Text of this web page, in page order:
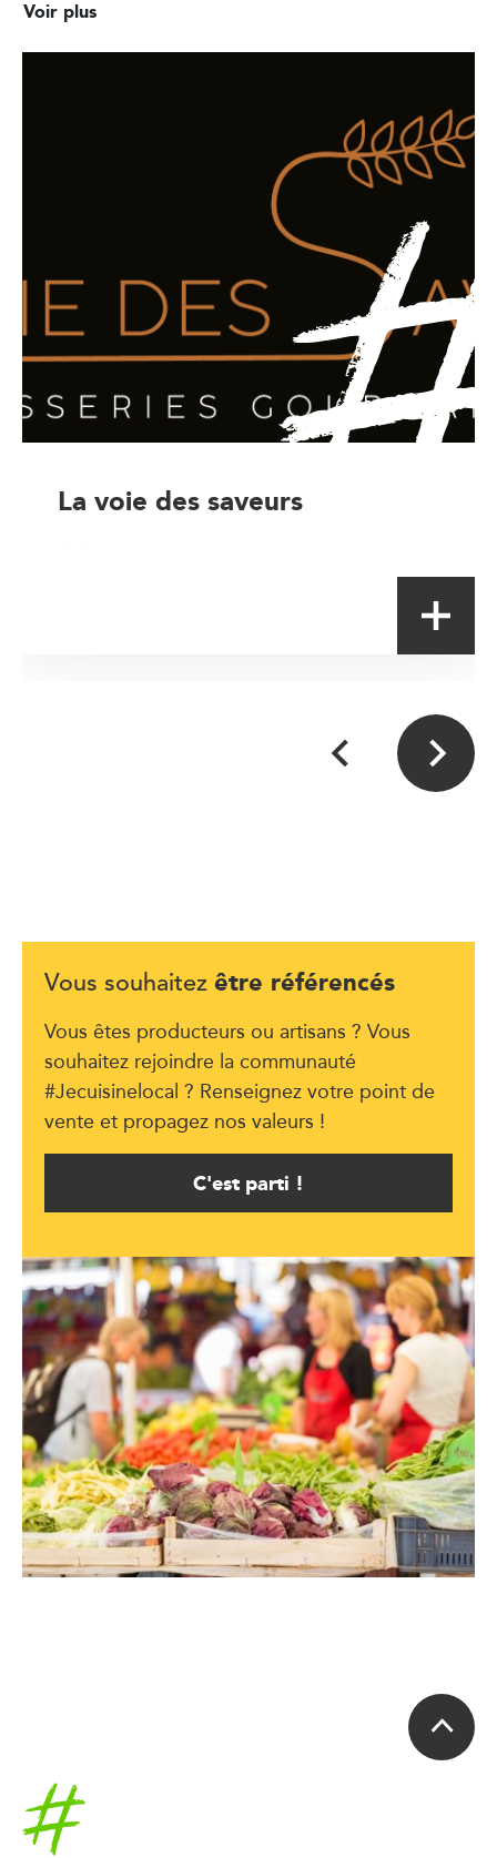
Voir plus
La voie des saveurs
Vous souhaitez être référencés
Vous êtes producteurs ou artisans ? Vous
souhaitez rejoindre la communauté
#Jecuisinelocal ? Renseignez votre point de
vente et propagez nos valeurs !
C'est parti !
Accueil